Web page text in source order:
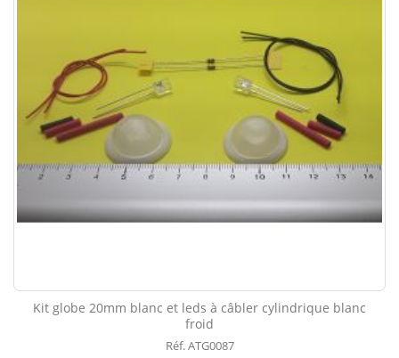
Kit globe 20mm blanc et leds à câbler cylindrique blanc
froid
Réf. ATG0087